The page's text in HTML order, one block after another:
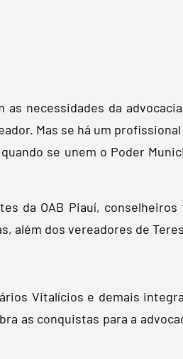
necessidades da
Mas se há um
se unem o Poder
da OAB Piauí, conselheiros
além dos vereadores de
Vitalícios e demais
as conquistas para a